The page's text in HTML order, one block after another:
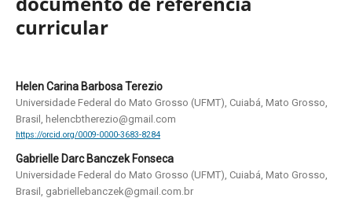
curricular
Helen Carina Barbosa Terezio
Universidade Federal do Mato Grosso (UFMT), Cuiabá, Mato Grosso,
Brasil, helencbtherezio@gmail.com
https://orcid.org/0009-0000-3683-8284
Gabrielle Darc Banczek Fonseca
Universidade Federal do Mato Grosso (UFMT), Cuiabá, Mato Grosso,
Brasil, gabriellebanczek@gmail.com.br